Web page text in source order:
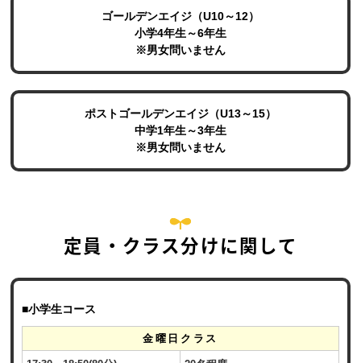
ゴールデンエイジ（U10～12）
小学4年生～6年生
※男女問いません
ポストゴールデンエイジ（U13～15）
中学1年生～3年生
※男女問いません
定員・クラス分けに関して
■小学生コース
金曜日クラス